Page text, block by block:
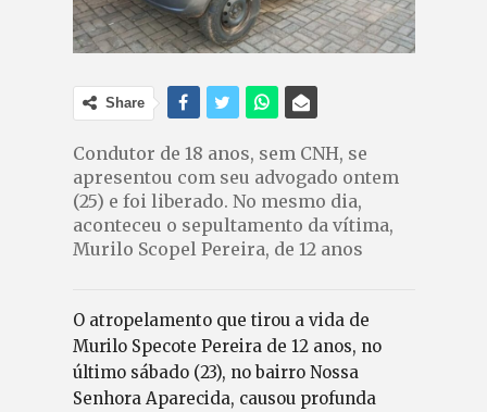
Share
Condutor de 18 anos, sem CNH, se
apresentou com seu advogado ontem
(25) e foi liberado. No mesmo dia,
aconteceu o sepultamento da vítima,
Murilo Scopel Pereira, de 12 anos
O atropelamento que tirou a vida de
Murilo Specote Pereira de 12 anos, no
último sábado (23), no bairro Nossa
Senhora Aparecida, causou profunda